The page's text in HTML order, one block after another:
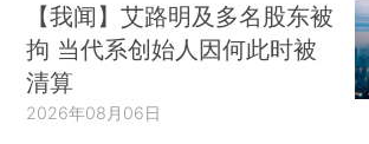
【我闻】艾路明及多名股东被
拘 当代系创始人因何此时被
清算
2026年08月06日